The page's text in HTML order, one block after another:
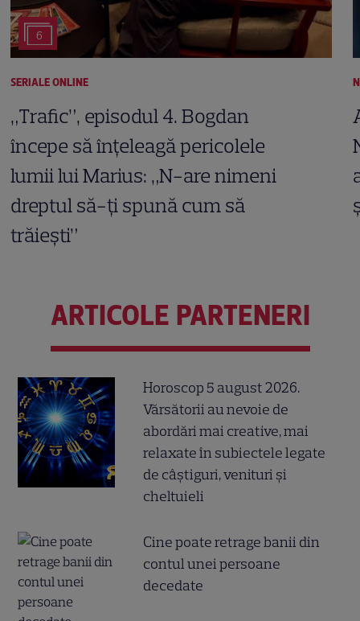
6
SERIALE ONLINE
„Trafic”, episodul 4. Bogdan
începe să înțeleagă pericolele
lumii lui Marius: „N-are nimeni
dreptul să-ți spună cum să
trăiești”
ARTICOLE PARTENERI
Horoscop 5 august 2026.
Vărsătorii au nevoie de
abordări mai creative, mai
relaxate în subiectele legate
de câștiguri, venituri și
cheltuieli
Cine poate retrage banii din
contul unei persoane
decedate